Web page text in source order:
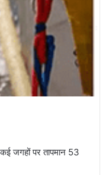
कई जगहों पर तापमान 53